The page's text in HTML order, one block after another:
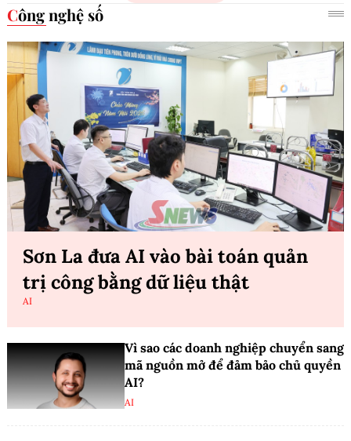
Công nghệ số
Sơn La đưa AI vào bài toán quản
trị công bằng dữ liệu thật
AI
Vì sao các doanh nghiệp chuyển sang
mã nguồn mở để đảm bảo chủ quyền
AI?
AI